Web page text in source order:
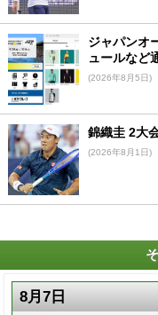
ジャパンオ
ュールなど
(2026年8月5日)
錦織圭 2大
(2026年8月1日)
8月7日